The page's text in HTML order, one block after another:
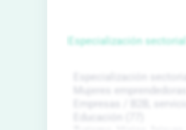
Especialización sectorial